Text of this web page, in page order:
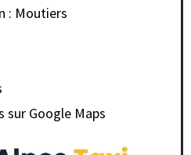
: Moutiers
sur Google Maps